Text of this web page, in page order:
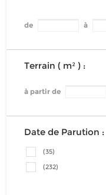
de à
Terrain ( m² ) :
à partir de
Date de Parution :
(35)
(232)